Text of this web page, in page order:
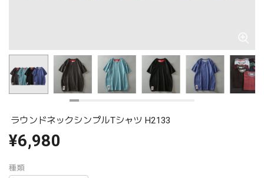
ラウンドネックシンプルTシャツ H2133
¥6,980
種類